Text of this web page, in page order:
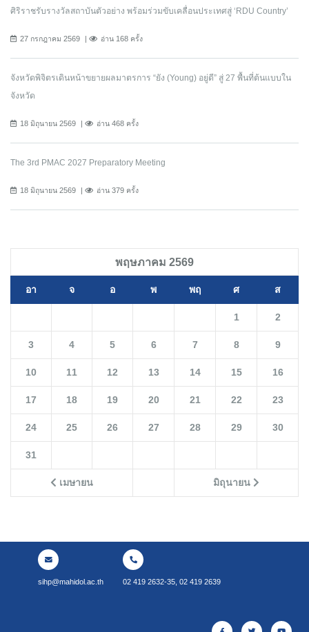
ศิริราชรับรางวัลสถาบันตัวอย่าง พร้อมร่วมขับเคลื่อนประเทศสู่ ‘RDU Country’
27 กรกฎาคม 2569 อ่าน 168 ครั้ง
จังหวัดพิจิตรเดินหน้าขยายผลมาตรการ “ยัง (Young) อยู่ดี” สู่ 27 พื้นที่ต้นแบบใน
จังหวัด
18 มิถุนายน 2569 อ่าน 468 ครั้ง
The 3rd PMAC 2027 Preparatory Meeting
18 มิถุนายน 2569 อ่าน 379 ครั้ง
พฤษภาคม 2569
อา จ อ พ พฤ ศ ส
เมษายน มิถุนายน
1 2
3 4 5 6 7 8 9
10 11 12 13 14 15 16
17 18 19 20 21 22 23
24 25 26 27 28 29 30
31
sihp@mahidol.ac.th 02 419 2632-35, 02 419 2639